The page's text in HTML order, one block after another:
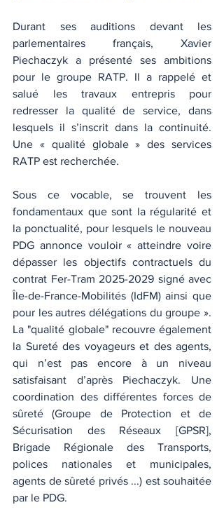
Durant ses auditions devant les
parlementaires français, Xavier
Piechaczyk a présenté ses ambitions
pour le groupe RATP. Il a rappelé et
salué les travaux entrepris pour
redresser la qualité de service, dans
lesquels il s’inscrit dans la continuité.
Une « qualité globale » des services
RATP est recherchée.
Sous ce vocable, se trouvent les
fondamentaux que sont la régularité et
la ponctualité, pour lesquels le nouveau
PDG annonce vouloir « atteindre voire
dépasser les objectifs contractuels du
contrat Fer-Tram 2025-2029 signé avec
Île-de-France-Mobilités (IdFM) ainsi que
pour les autres délégations du groupe ».
La "qualité globale" recouvre également
la Sureté des voyageurs et des agents,
qui n’est pas encore à un niveau
satisfaisant d’après Piechaczyk. Une
coordination des différentes forces de
sûreté (Groupe de Protection et de
Sécurisation des Réseaux [GPSR],
Brigade Régionale des Transports,
polices nationales et municipales,
agents de sûreté privés ...) est souhaitée
par le PDG.